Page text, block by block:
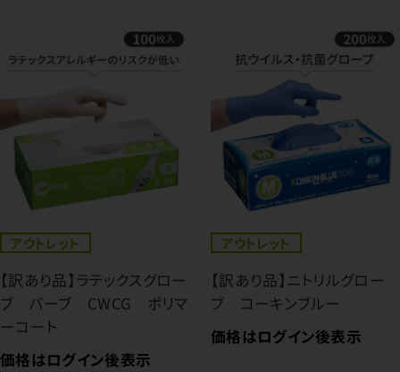
アウトレット
【訳あり品】ラテックスグロー
ブ バーブ CWCG ポリマ
ーコート
価格はログイン後表示
アウトレット
【訳あり品】ニトリルグロー
ブ コーキンブルー
価格はログイン後表示